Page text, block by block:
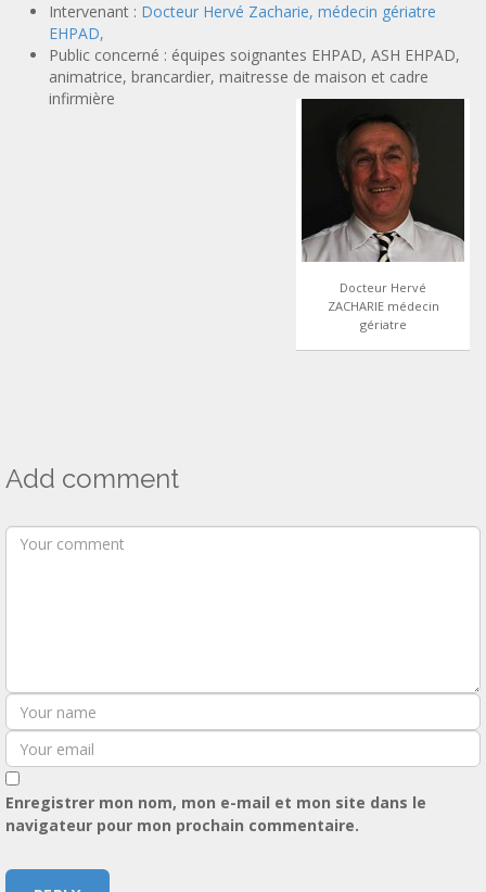
Intervenant : Docteur Hervé Zacharie, médecin gériatre
EHPAD,
Public concerné : équipes soignantes EHPAD, ASH EHPAD,
animatrice, brancardier, maitresse de maison et cadre
infirmière
Docteur Hervé
ZACHARIE médecin
gériatre
Add comment
Enregistrer mon nom, mon e-mail et mon site dans le
navigateur pour mon prochain commentaire.